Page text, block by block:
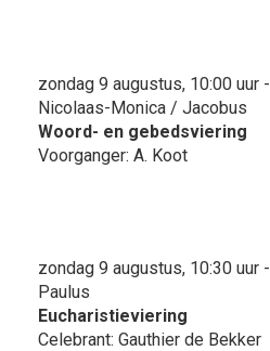
zondag 9 augustus, 10:00 uur -
Nicolaas-Monica / Jacobus
Woord- en gebedsviering
Voorganger: A. Koot
zondag 9 augustus, 10:30 uur -
Paulus
Eucharistieviering
Celebrant: Gauthier de Bekker